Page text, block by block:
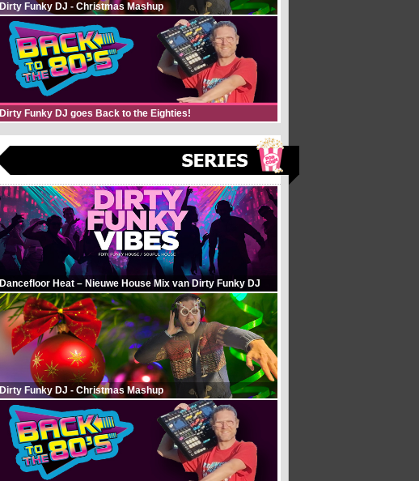
Dirty Funky DJ - Christmas Mashup
Dirty Funky DJ goes Back to the Eighties!
Dancefloor Heat – Nieuwe House Mix van Dirty Funky DJ
Dirty Funky DJ - Christmas Mashup